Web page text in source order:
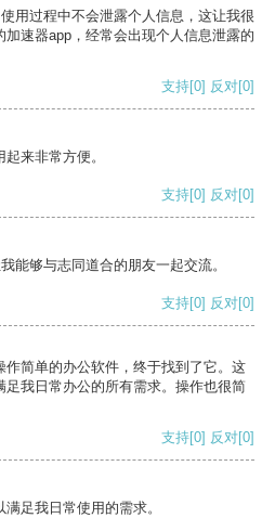
用过程中不会泄露个人信息，这让我很
速器app，经常会出现个人信息泄露的
支持[0] 反对[0]
来非常方便。
支持[0] 反对[0]
能够与志同道合的朋友一起交流。
支持[0] 反对[0]
简单的办公软件，终于找到了它。这
我日常办公的所有需求。操作也很简
支持[0] 反对[0]
足我日常使用的需求。